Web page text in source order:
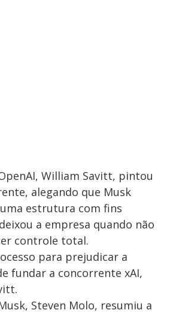
William Savitt, pintou
alegando que Musk
estrutura com fins
a empresa quando não
controle total.
para prejudicar a
fundar a concorrente xAI,
Steven Molo, resumiu a